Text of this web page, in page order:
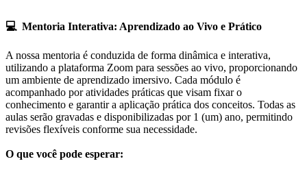
💻 Mentoria Interativa: Aprendizado ao Vivo e Prático
A nossa mentoria é conduzida de forma dinâmica e interativa,
utilizando a plataforma Zoom para sessões ao vivo, proporcionando
um ambiente de aprendizado imersivo. Cada módulo é
acompanhado por atividades práticas que visam fixar o
conhecimento e garantir a aplicação prática dos conceitos. Todas as
aulas serão gravadas e disponibilizadas por 1 (um) ano, permitindo
revisões flexíveis conforme sua necessidade.
O que você pode esperar: